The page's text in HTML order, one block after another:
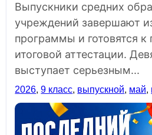
Выпускники средних
учреждений завершают
программы и готовятся к
итоговой аттестации.
выступает серьезным...
2026,9 класс, выпускной, май,